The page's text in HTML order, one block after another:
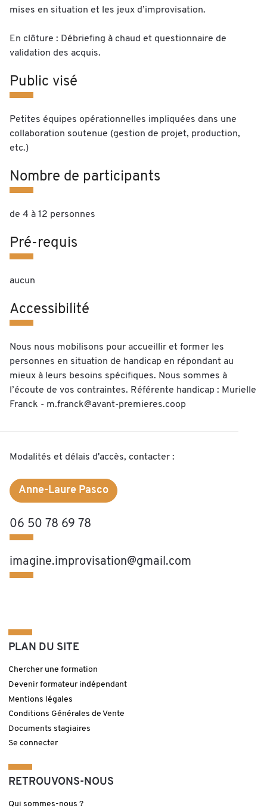
mises en situation et les jeux d’improvisation.
En clôture : Débriefing à chaud et questionnaire de
validation des acquis.
Public visé
Petites équipes opérationnelles impliquées dans une
collaboration soutenue (gestion de projet, production,
etc.)
Nombre de participants
de 4 à 12 personnes
Pré-requis
aucun
Accessibilité
Nous nous mobilisons pour accueillir et former les
personnes en situation de handicap en répondant au
mieux à leurs besoins spécifiques. Nous sommes à
l’écoute de vos contraintes. Référente handicap : Murielle
Franck - m.franck@avant-premieres.coop
Modalités et délais d'accès, contacter :
Anne-Laure Pasco
06 50 78 69 78
imagine.improvisation@gmail.com
PLAN DU SITE
Chercher une formation
Devenir formateur indépendant
Mentions légales
Conditions Générales de Vente
Documents stagiaires
Se connecter
RETROUVONS-NOUS
Qui sommes-nous ?